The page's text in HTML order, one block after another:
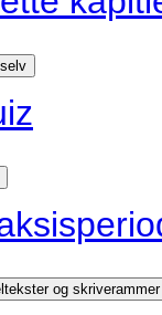
og skriverammer